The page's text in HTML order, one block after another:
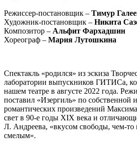
Режиссер-постановщик – Тимур
Художник-постановщик – Никита
Композитор – Альфит Фархадшин
Хореограф – Мария Лутошкина
Спектакль «родился» из эскиза
лаборатории выпускников ГИТИСа,
нашем театре в августе 2022 года.
поставил «Изергиль» по собственной
романтических произведений
свет в 90-е годы XIX века и
Л. Андреева, «вкусом свободы, чем-
смелым».